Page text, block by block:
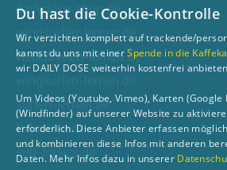
dailydose-shop.de
windsurfen-lernen.de
wellenreiten-lernen.de
surfen-lernen.de
foilsurfen.de
sup-basics.de
Du hast die Cookie-Kontrolle
Wir verzichten komplett auf trackende/
kannst du uns mit einerSpende in die
wir DAILY DOSE weiterhin kostenfrei
Um Videos (Youtube, Vimeo), Karten
(Windfinder) auf unserer Website zu
erforderlich. Diese Anbieter erfassen
und kombinieren diese Infos mit anderen
Daten. Mehr Infos dazu in unserer